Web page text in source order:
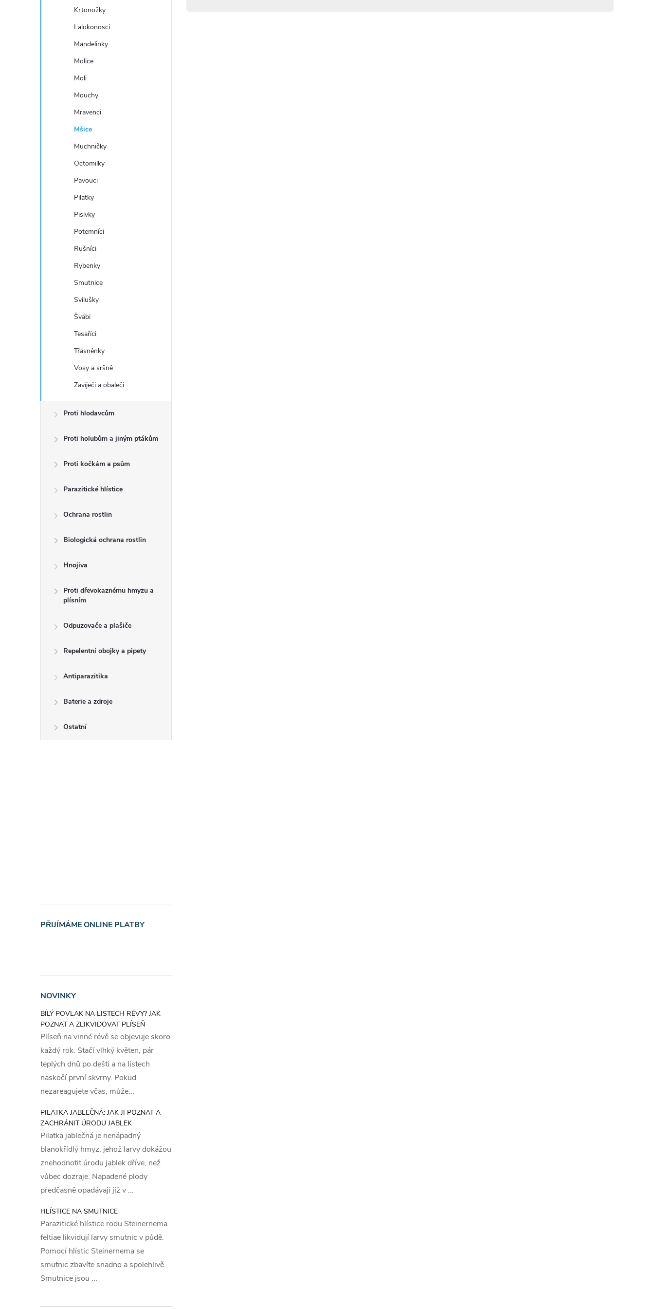
Krtonožky
Lalokonosci
Mandelinky
Molice
Moli
Mouchy
Mravenci
Mšice
Muchničky
Octomilky
Pavouci
Pilatky
Pisivky
Potemníci
Rušníci
Rybenky
Smutnice
Svilušky
Švábi
Tesaříci
Třásněnky
Vosy a sršně
Zavíječi a obaleči
Proti hlodavcům
Proti holubům a jiným ptákům
Proti kočkám a psům
Parazitické hlístice
Ochrana rostlin
Biologická ochrana rostlin
Hnojiva
Proti dřevokaznému hmyzu a
plísním
Odpuzovače a plašiče
Repelentní obojky a pipety
Antiparazitika
Baterie a zdroje
Ostatní
PŘIJÍMÁME ONLINE PLATBY
NOVINKY
BÍLÝ POVLAK NA LISTECH RÉVY? JAK
POZNAT A ZLIKVIDOVAT PLÍSEŇ
Plíseň na vinné révě se objevuje skoro
každý rok. Stačí vlhký květen, pár
teplých dnů po dešti a na listech
naskočí první skvrny. Pokud
nezareagujete včas, může...
PILATKA JABLEČNÁ: JAK JI POZNAT A
ZACHRÁNIT ÚRODU JABLEK
Pilatka jablečná je nenápadný
blanokřídlý hmyz, jehož larvy dokážou
znehodnotit úrodu jablek dříve, než
vůbec dozraje. Napadené plody
předčasně opadávají již v ...
HLÍSTICE NA SMUTNICE
Parazitické hlístice rodu Steinernema
feltiae likvidují larvy smutnic v půdě.
Pomocí hlístic Steinernema se
smutnic zbavíte snadno a spolehlivě.
Smutnice jsou ...